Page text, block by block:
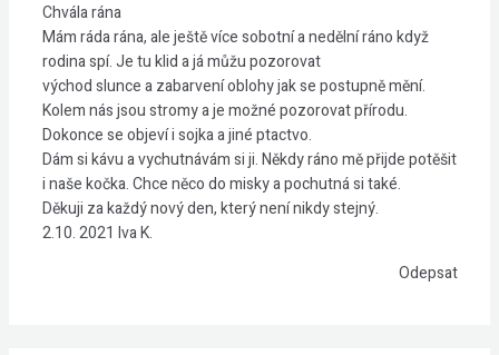
Chvála rána
Mám ráda rána, ale ještě více sobotní a nedělní ráno když
rodina spí. Je tu klid a já můžu pozorovat
východ slunce a zabarvení oblohy jak se postupně mění.
Kolem nás jsou stromy a je možné pozorovat přírodu.
Dokonce se objeví i sojka a jiné ptactvo.
Dám si kávu a vychutnávám si ji. Někdy ráno mě přijde potěšit
i naše kočka. Chce něco do misky a pochutná si také.
Děkuji za každý nový den, který není nikdy stejný.
2.10. 2021 Iva K.
Odepsat